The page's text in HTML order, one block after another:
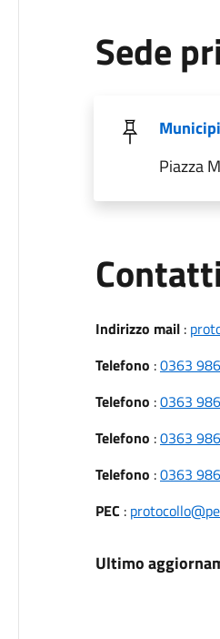
Sede
Piazza
Contatti
Indirizzo mail:
Telefono :0363
Telefono :0363
Telefono :0363
Telefono :0363
PEC :
Ultimo